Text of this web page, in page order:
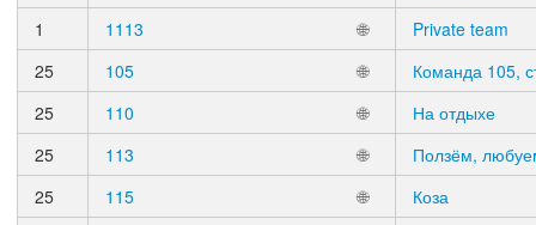
1
1113 🌐
Private team
25
105 🌐
Команда 105,
25
110 🌐
На отдыхе
25
113 🌐
Ползём,
25
115 🌐
Коза